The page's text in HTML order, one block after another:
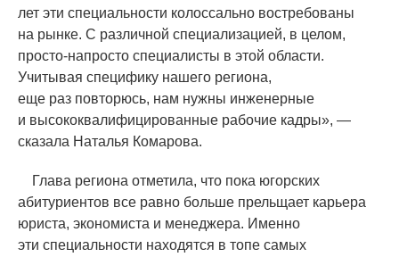
лет эти специальности колоссально востребованы
на рынке. С различной специализацией, в целом,
просто-напросто специалисты в этой области.
Учитывая специфику нашего региона,
еще раз повторюсь, нам нужны инженерные
и высококвалифицированные рабочие кадры», —
сказала Наталья Комарова.
Глава региона отметила, что пока югорских
абитуриентов все равно больше прельщает карьера
юриста, экономиста и менеджера. Именно
эти специальности находятся в топе самых